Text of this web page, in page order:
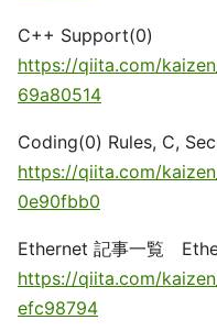
C++ Support(0)
https://qiita.com/
69a80514
Coding(0) Rules, C,
https://qiita.com/
0e90fbb0
Ethernet 記事一覧
https://qiita.com/
efc98794